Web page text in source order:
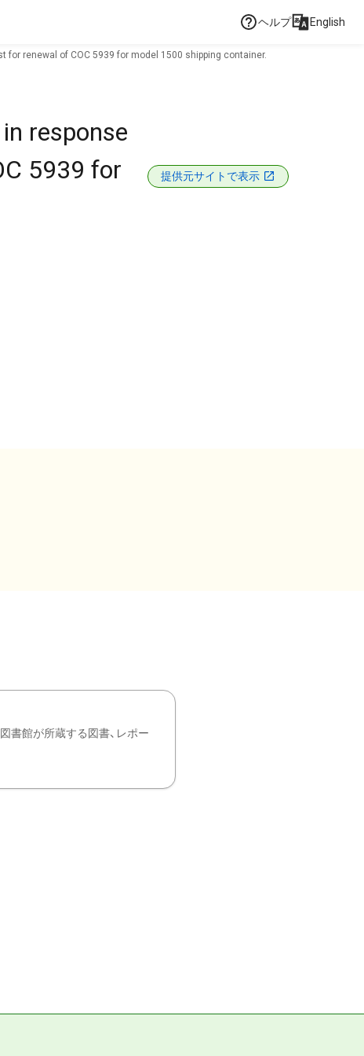
ヘルプ English
for renewal of COC 5939 for model 1500 shipping container.
response
5939 for
提供元サイトで表示
書館が所蔵する図書、レポー